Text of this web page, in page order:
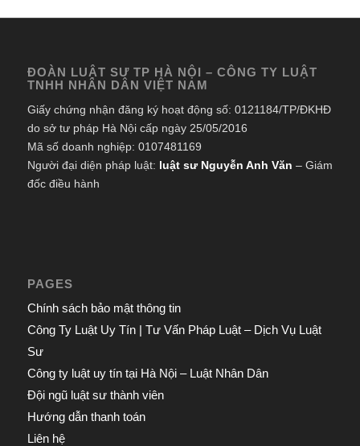
ĐOÀN LUẬT SƯ TP HÀ NỘI – CÔNG TY LUẬT
TNHH NHÂN DÂN VIỆT NAM
Giấy chứng nhận đăng ký hoạt động số: 0121184/TP/ĐKHĐ
do sở tư pháp Hà Nội cấp ngày 25/05/2016
Mã số doanh nghiệp: 0107481169
Người đại diện pháp luật: luật sư Nguyễn Anh Văn – Giám
đốc điều hành
PAGES
Chính sách bảo mật thông tin
Công Ty Luật Uy Tín | Tư Vấn Pháp Luật – Dịch Vụ Luật
Sư
Công ty luật uy tín tại Hà Nội – Luật Nhân Dân
Đội ngũ luật sư thành viên
Hướng dẫn thanh toán
Liên hệ